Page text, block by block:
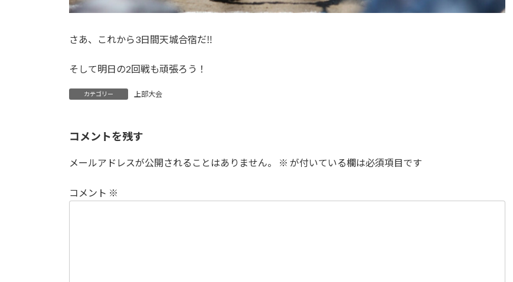
さあ、これから3日間天城合宿だ‼︎
そして明日の2回戦も頑張ろう！
カテゴリー 上部大会
コメントを残す
メールアドレスが公開されることはありません。 ※ が付いている欄は必須項目です
コメント ※